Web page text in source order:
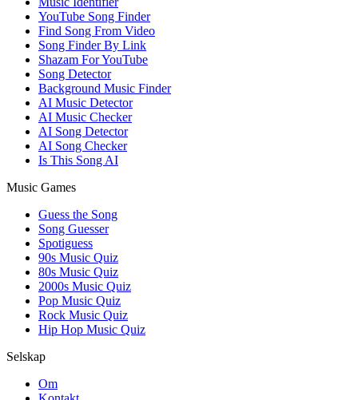
YouTube Song Finder
Find Song From Video
Song Finder By Link
Shazam For YouTube
Song Detector
Background Music Finder
AI Music Detector
AI Music Checker
AI Song Detector
AI Song Checker
Is This Song AI
Music Games
Guess the Song
Song Guesser
Spotiguess
90s Music Quiz
80s Music Quiz
2000s Music Quiz
Pop Music Quiz
Rock Music Quiz
Hip Hop Music Quiz
Selskap
Om